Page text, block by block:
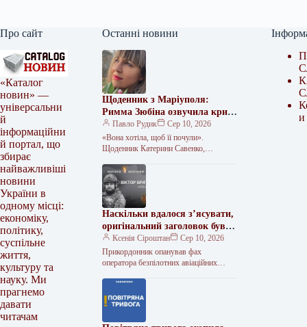
Про сайт
«Каталог
новин» —
універсальни
й
інформаційни
й портал, що
збирає
найважливіші
новини
України в
одному місці:
економіку,
політику,
суспільне
життя,
культуру та
науку. Ми
прагнемо
давати
читачам
Останні новини
Щоденник з Маріуполя:
Римма Зюбіна озвучила крик
душі Катерини Савенко
Павло Рудик
Сер 10, 2026
«Вона хотіла, щоб її почули».
Щоденник Катерини Савенко,
прозвучав голосом актриси Римми
Зюбіної 5 серпня…
Наскільки вдалося з’ясувати,
оригінальний заголовок був
“Пам’яті штаб-сержанта
Віктора Бриткару (позивний
«Монах»)”. Ось варіант
Віктора Бриткару «Монаха»
Ксенія Сіроштан
Сер 10, 2026
Прикордонник опанував фах
оператора безпілотних авіаційних
народився 15 липня 1993 року в
Одеській області, у селі Любашівка.…
и